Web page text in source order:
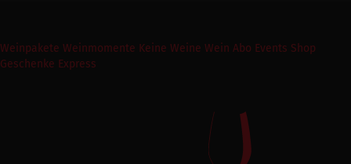
Weinpakete Weinmomente Keine Weine Wein Abo Events Shop
Geschenke Express